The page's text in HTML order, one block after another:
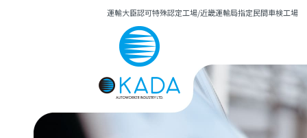
運輸大臣認可特殊認定工場/近畿運輸局指定民間車検工場